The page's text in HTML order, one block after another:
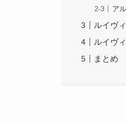
ア
ルイヴ
ルイヴ
まとめ